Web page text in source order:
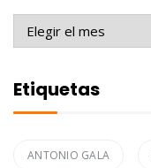
Archivo
Etiquetas
ANTONIO GALA